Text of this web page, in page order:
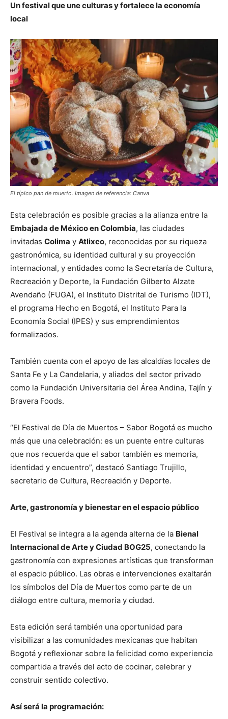
Un festival que une culturas y fortalece la economía
local
El típico pan de muerto. Imagen de referencia: Canva
Esta celebración es posible gracias a la alianza entre la
Embajada de México en Colombia, las ciudades
invitadas Colima y Atlixco, reconocidas por su riqueza
gastronómica, su identidad cultural y su proyección
internacional, y entidades como la Secretaría de Cultura,
Recreación y Deporte, la Fundación Gilberto Alzate
Avendaño (FUGA), el Instituto Distrital de Turismo (IDT),
el programa Hecho en Bogotá, el Instituto Para la
Economía Social (IPES) y sus emprendimientos
formalizados.
También cuenta con el apoyo de las alcaldías locales de
Santa Fe y La Candelaria, y aliados del sector privado
como la Fundación Universitaria del Área Andina, Tajín y
Bravera Foods.
“El Festival de Día de Muertos – Sabor Bogotá es mucho
más que una celebración: es un puente entre culturas
que nos recuerda que el sabor también es memoria,
identidad y encuentro”, destacó Santiago Trujillo,
secretario de Cultura, Recreación y Deporte.
Arte, gastronomía y bienestar en el espacio público
El Festival se integra a la agenda alterna de la Bienal
Internacional de Arte y Ciudad BOG25, conectando la
gastronomía con expresiones artísticas que transforman
el espacio público. Las obras e intervenciones exaltarán
los símbolos del Día de Muertos como parte de un
diálogo entre cultura, memoria y ciudad.
Esta edición será también una oportunidad para
visibilizar a las comunidades mexicanas que habitan
Bogotá y reflexionar sobre la felicidad como experiencia
compartida a través del acto de cocinar, celebrar y
construir sentido colectivo.
Así será la programación: